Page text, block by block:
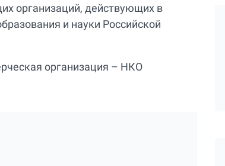
организаций, действующих в
и науки Российской
организация – НКО